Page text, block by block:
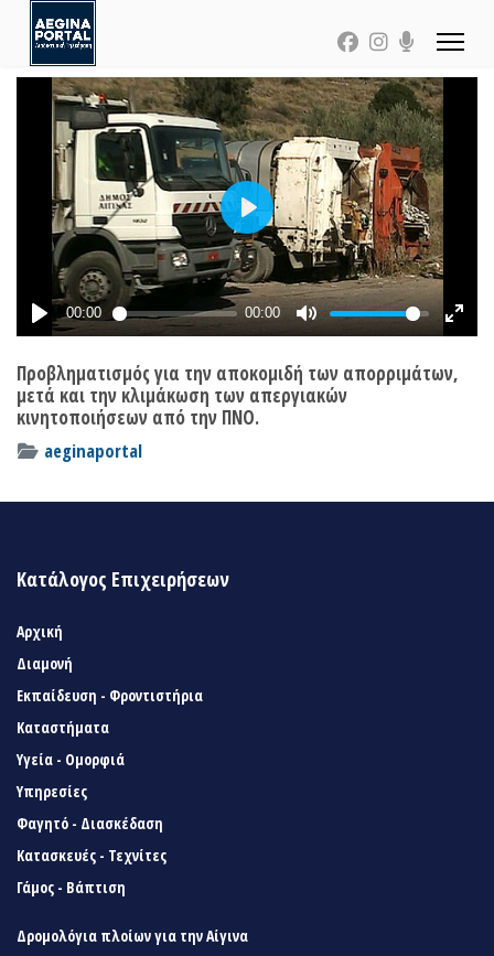
Προβληματισμός για την αποκομιδή των απορριμάτων,
μετά και την κλιμάκωση των απεργιακών
κινητοποιήσεων από την ΠΝΟ.
aeginaportal
Κατάλογος Επιχειρήσεων
Αρχική
Διαμονή
Εκπαίδευση - Φροντιστήρια
Καταστήματα
Υγεία - Ομορφιά
Υπηρεσίες
Φαγητό - Διασκέδαση
Κατασκευές - Τεχνίτες
Γάμος - Βάπτιση
Δρομολόγια πλοίων για την Αίγινα